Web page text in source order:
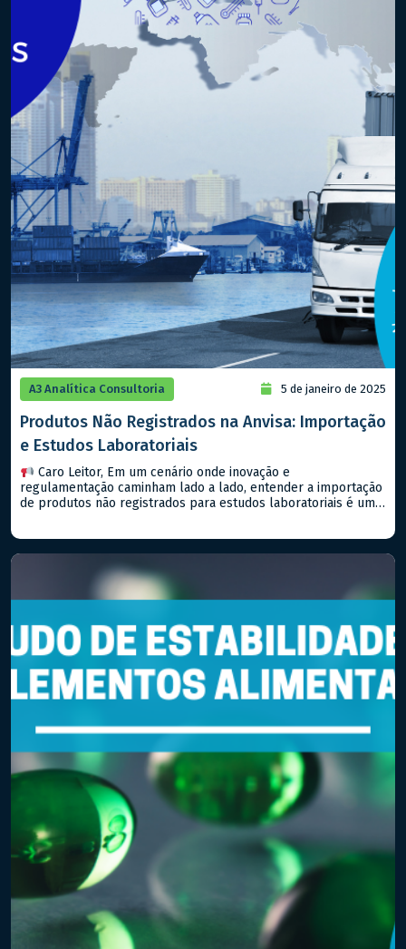
A3 Analítica Consultoria 5 de janeiro de 2025
Produtos Não Registrados na Anvisa: Importação
e Estudos Laboratoriais
Caro Leitor, Em um cenário onde inovação e
regulamentação caminham lado a lado, entender a importação
de produtos não registrados para estudos laboratoriais é um
alimentos. Hoje, falaremos sobre a RDC Nº 81/2008 (e suas
atualizações) da […]